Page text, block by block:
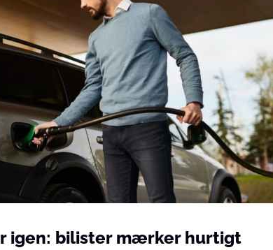
igen: bilister mærker hurtigt